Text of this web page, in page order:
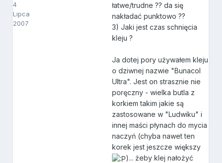
4
Lipca
2007
łatwe/trudne ?? da się
nakładać punktowo ??
3) Jaki jest czas schnięcia
kleju ?
Ja dotej pory używałem kleju
o dziwnej nazwie "Bunacol
Ultra". Jest on strasznie nie
poręczny - wielka butla z
korkiem takim jakie są
zastosowane w "Ludwiku" i
innej maści płynach do mycia
naczyń (chyba nawet ten
korek jest jeszcze większy
)... żeby klej nałożyć